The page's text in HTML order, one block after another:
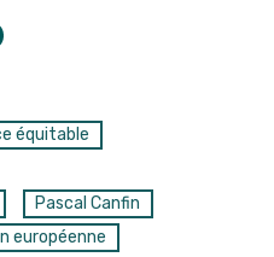
équitable
Pascal Canfin
européenne